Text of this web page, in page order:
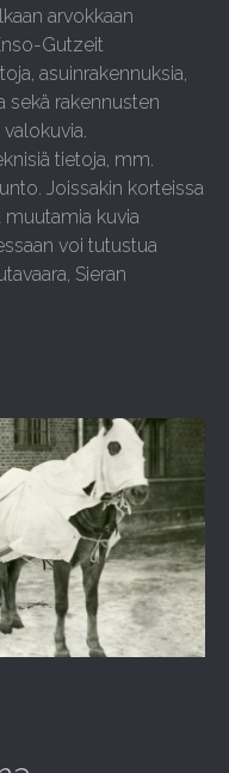
arvokkaan
Gutzeit
asuinrakennuksia,
sekä rakennusten
tietoja, mm.
Joissakin korteissa
muutamia kuvia
voi tutustua
Sieran